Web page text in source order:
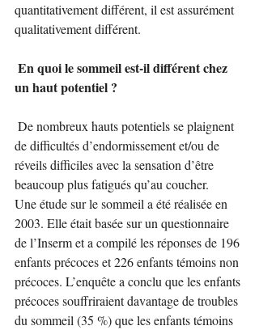
quantitativement différent, il est assurément
qualitativement différent.
un haut potentiel ?
de difficultés d’endormissement et/ou de
réveils difficiles avec la sensation d’être
beaucoup plus fatigués qu’au coucher.
Une étude sur le sommeil a été réalisée en
2003. Elle était basée sur un questionnaire
de l’Inserm et a compilé les réponses de 196
enfants précoces et 226 enfants témoins non
précoces. L’enquête a conclu que les enfants
précoces souffriraient davantage de troubles
du sommeil (35 %) que les enfants témoins